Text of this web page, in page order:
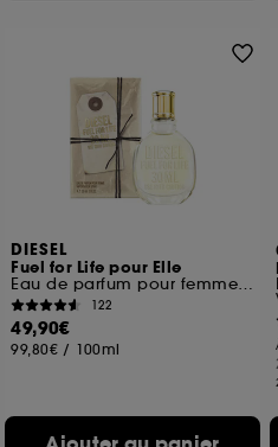
DIESEL
Fuel for Life pour Elle
Eau de parfum pour femme aux senteurs orientales
122
49,90€
99,80€ / 100ml